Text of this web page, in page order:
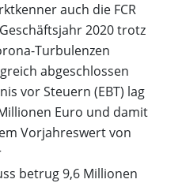
auch die FCR
2020 trotz
Turbulenzen
abgeschlossen
vor Steuern (EBT) lag
Euro und damit
Vorjahreswert von
betrug 9,6 Millionen